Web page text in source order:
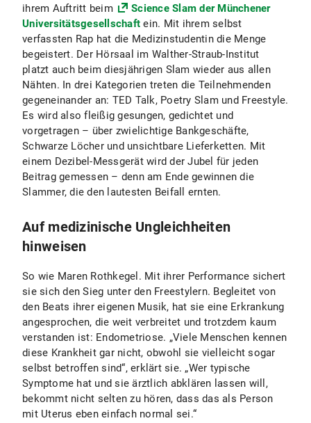
ihrem Auftritt beim
Science Slam der Münchener
Universitätsgesellschaft ein. Mit ihrem selbst
verfassten Rap hat die Medizinstudentin die Menge
begeistert. Der Hörsaal im Walther-Straub-Institut
platzt auch beim diesjährigen Slam wieder aus allen
Nähten. In drei Kategorien treten die Teilnehmenden
gegeneinander an: TED Talk, Poetry Slam und Freestyle.
Es wird also fleißig gesungen, gedichtet und
vorgetragen – über zwielichtige Bankgeschäfte,
Schwarze Löcher und unsichtbare Lieferketten. Mit
einem Dezibel-Messgerät wird der Jubel für jeden
Beitrag gemessen – denn am Ende gewinnen die
Slammer, die den lautesten Beifall ernten.
Auf medizinische Ungleichheiten
hinweisen
So wie Maren Rothkegel. Mit ihrer Performance sichert
sie sich den Sieg unter den Freestylern. Begleitet von
den Beats ihrer eigenen Musik, hat sie eine Erkrankung
angesprochen, die weit verbreitet und trotzdem kaum
verstanden ist: Endometriose. „Viele Menschen kennen
diese Krankheit gar nicht, obwohl sie vielleicht sogar
selbst betroffen sind“, erklärt sie. „Wer typische
Symptome hat und sie ärztlich abklären lassen will,
bekommt nicht selten zu hören, dass das als Person
mit Uterus eben einfach normal sei.“